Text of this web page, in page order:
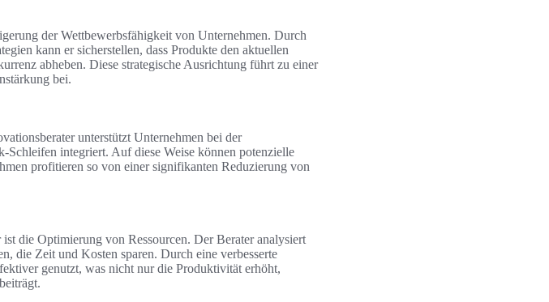
der Wettbewerbsfähigkeit von Unternehmen. Durch
kann er sicherstellen, dass Produkte den aktuellen
abheben. Diese strategische Ausrichtung führt zu einer
bei.
unterstützt Unternehmen bei der
Schleifen integriert. Auf diese Weise können potenzielle
profitieren so von einer signifikanten Reduzierung von
die Optimierung von Ressourcen. Der Berater analysiert
die Zeit und Kosten sparen. Durch eine verbesserte
genutzt, was nicht nur die Produktivität erhöht,